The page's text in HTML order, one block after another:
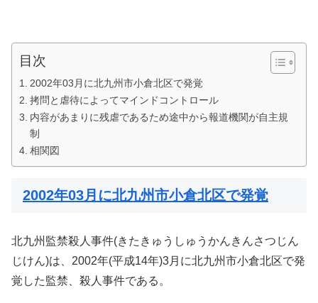
目次
2002年03月に北九州市小倉北区で発覚
拷問と虐待によってマインドコントロール
内容があまりに残虐であるため途中から報道機関が自主規
制
相関図
2002年03月に北九州市小倉北区で発覚
北九州監禁殺人事件(きたきゅうしゅうかんきんさつじん
じけん)は、2002年(平成14年)3月に北九州市小倉北区で発
覚した監禁、殺人事件である。